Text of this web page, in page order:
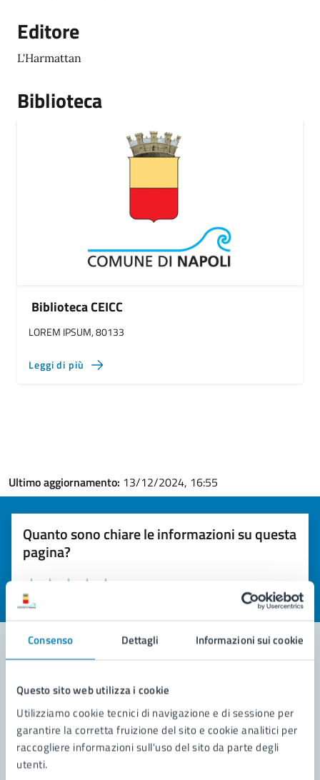
Consenso Dettagli Informazioni sui cookie
Questo sito web utilizza i cookie
Utilizziamo cookie tecnici di navigazione e di sessione per
garantire la corretta fruizione del sito e cookie analitici per
raccogliere informazioni sull'uso del sito da parte degli
utenti.
Editore
L'Harmattan
Biblioteca
Biblioteca CEICC
LOREM IPSUM, 80133
Leggi di più
Ultimo aggiornamento: 13/12/2024, 16:55
Quanto sono chiare le informazioni su questa
pagina?
Valuta la chiarezza delle informazioni (da 1 a 5 stelle)
Seleziona il numero di stelle per valutare la chiarezza delle
Valuta 1 stelle su 5
Contatta il comune
Leggi le domande frequenti
Richiedi assistenza